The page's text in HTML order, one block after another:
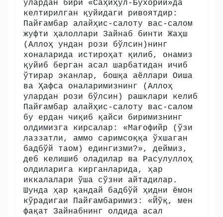
улардан бири «Саҳиҳул-Бухорий»да
келтирилган қуйидаги ривоятдир:
Пайғамбар алайҳис-салоту вас-салом
жуфти ҳалоллари Зайнаб бинти Жаҳш
(Аллоҳ ундан рози бўлсин)нинг
хоналарида истироҳат қилиб, онамиз
қуйиб берган асал шарбатидан ичиб
ўтирар эканлар, бошқа аёллари Оиша
ва Ҳафса оналаримизнинг (Аллоҳ
улардан рози бўлсин) рашклари келиб
Пайғамбар алайҳис-салоту вас-салом
бу ердан чиқиб қайси биримизнинг
олдимизга кирсалар: «Мағофийр (ўзи
лаззатли, аммо саримсоққа ўхшаган
бадбўй таом) едингизми?», деймиз,
деб келишиб оладилар ва Расулуллоҳ
олдиларига кирганларида, ҳар
иккалалари ўша сўзни айтадилар.
Шунда ҳар қандай бадбўй ҳидни ёмон
кўрадигаи Пайғамбаримиз: «Йўқ, мен
фақат Зайнабнинг олдида асал